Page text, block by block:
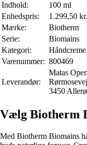
Indhold:
100 ml
Enhedspris:
1.299,50
Mærke:
Biotherm
Serie:
Biomains
Kategori:
Håndcreme
Varenummer: 800469
Leverandør:
Matas
3450
Vælg Biotherm
Med Biotherm Biomains